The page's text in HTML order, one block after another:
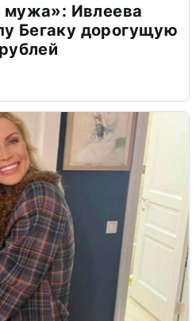
мужа»: Ивлеева
Бегаку дорогущую